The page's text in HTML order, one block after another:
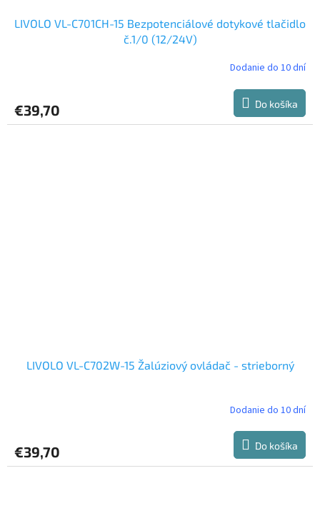
LIVOLO VL-C701CH-15 Bezpotenciálové dotykové tlačidlo
č.1/0 (12/24V)
Dodanie do 10 dní
€39,70 Do košíka
LIVOLO VL-C702W-15 Žalúziový ovládač - strieborný
Dodanie do 10 dní
€39,70 Do košíka